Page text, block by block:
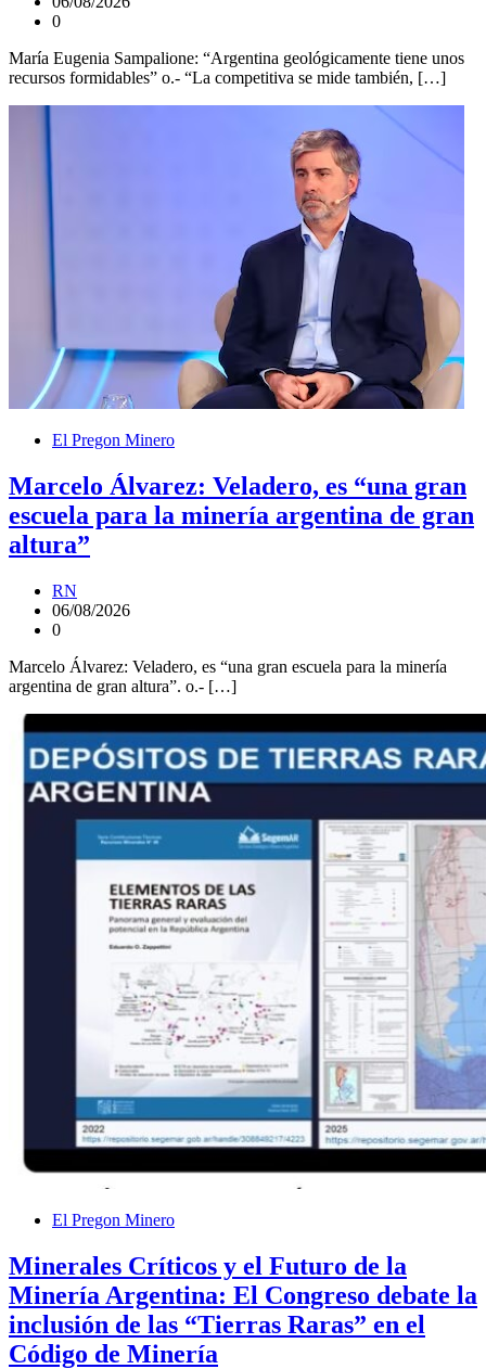
0
María Eugenia Sampalione: “Argentina geológicamente tiene unos
recursos formidables” o.- “La competitiva se mide también, […]
El Pregon Minero
Marcelo Álvarez: Veladero, es “una gran
escuela para la minería argentina de gran
altura”
RN
06/08/2026
0
Marcelo Álvarez: Veladero, es “una gran escuela para la minería
argentina de gran altura”. o.- […]
El Pregon Minero
Minerales Críticos y el Futuro de la
Minería Argentina: El Congreso debate la
inclusión de las “Tierras Raras” en el
Código de Minería